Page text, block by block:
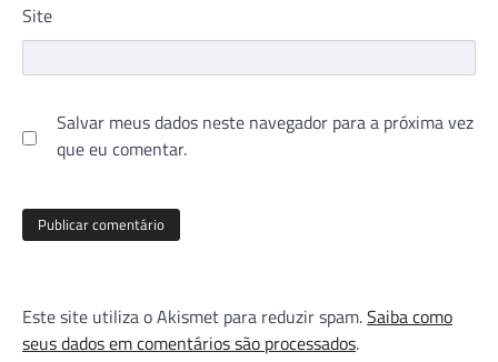
Site
Salvar meus dados neste navegador para a próxima vez
que eu comentar.
Este site utiliza o Akismet para reduzir spam.Saiba como
seus dados em comentários são processados.